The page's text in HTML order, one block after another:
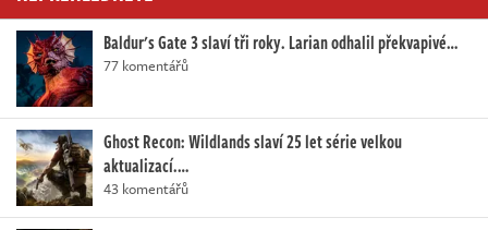
Baldur's Gate 3 slaví tři roky. Larian odhalil překvapivé…
77 komentářů
Ghost Recon: Wildlands slaví 25 let série velkou
aktualizací.…
43 komentářů